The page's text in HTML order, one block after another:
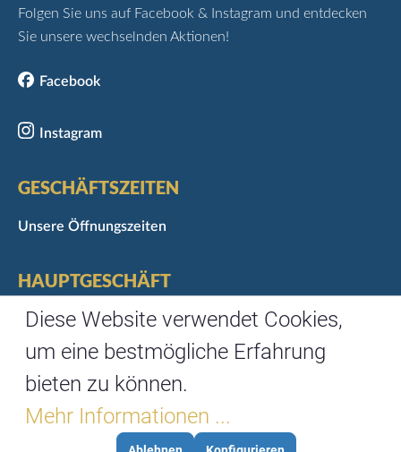
GESCHÄFTSZEITEN
Unsere Öffnungszeiten
HAUPTGESCHÄFT
Marktgasse 3
Telefon: 0931/35488-0
Fax: 0931/35488-67
Folgen Sie uns auf Facebook & Instagram und entdecken
Sie unsere wechselnden Aktionen!
Facebook
Instagram
Diese Website verwendet Cookies,
um eine bestmögliche Erfahrung
bieten zu können.
Mehr Informationen ...